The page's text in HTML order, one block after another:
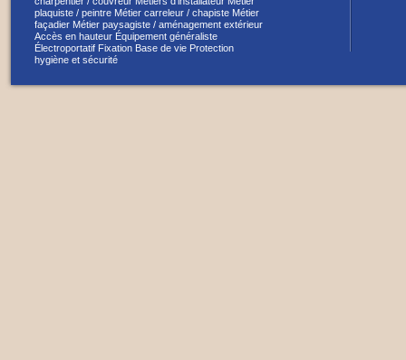
plaquiste / peintre Métier carreleur / chapiste Métier
façadier Métier paysagiste / aménagement extérieur
Accès en hauteur Équipement généraliste
Électroportatif Fixation Base de vie Protection
hygiène et sécurité